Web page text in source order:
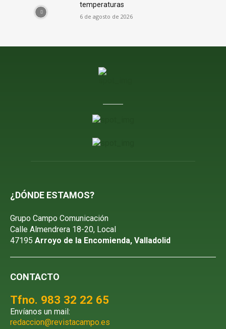
temperaturas
6 de agosto de 2026
¿DÓNDE ESTAMOS?
Grupo Campo Comunicación
Calle Almendrera 18-20, Local
47195 Arroyo de la Encomienda, Valladolid
CONTACTO
Tfno. 983 32 22 65
Envíanos un mail:
redaccion@revistacampo.es